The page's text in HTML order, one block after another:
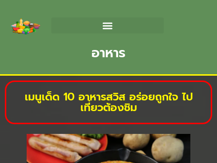
อาหาร
เมนูเด็ด 10 อาหารสวิส อร่อยถูกใจ ไป
เที่ยวต้องชิม